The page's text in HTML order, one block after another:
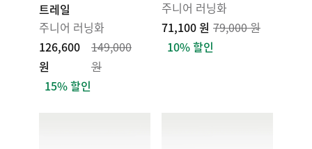
트레일
주니어 러닝화
126,600
원
149,000
원
15% 할인
주니어 러닝화
71,100 원 79,000 원
10% 할인